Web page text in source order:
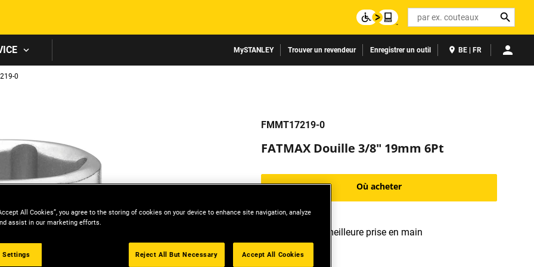
Search
MySTANLEY Trouver un revendeur Enregistrer un outil BE | FR
0
FMMT17219-0
FATMAX Douille 3/8" 19mm 6Pt
Où acheter
Moleté: une meilleure prise en main
All Cookies”, you agree to the storing of cookies on your device to enhance site navigation, analyze
assist in our marketing efforts.
Settings Reject All But Necessary Accept All Cookies